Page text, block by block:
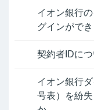
イオン銀行
グインができ
契約者IDにつ
イオン銀行
号表）を紛